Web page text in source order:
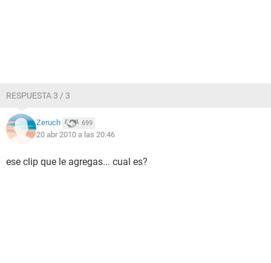
RESPUESTA 3 / 3
Zeruch 699
20 abr 2010 a las 20:46
ese clip que le agregas... cual es?